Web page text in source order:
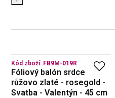
Kód zboží: FB9M-019R
Fóliový balón srdce
růžovo zlaté - rosegold -
Svatba - Valentýn - 45 cm